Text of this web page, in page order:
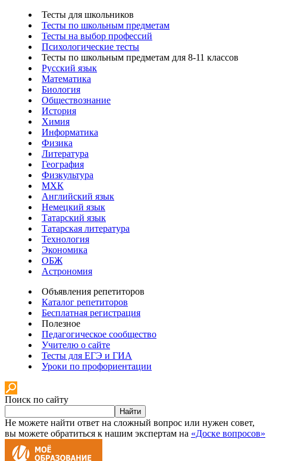
Тесты для школьников
Тесты по школьным предметам
Тесты на выбор профессий
Психологические тесты
Тесты по школьным предметам для 8-11 классов
Русский язык
Математика
Биология
Обществознание
История
Химия
Информатика
Физика
Литература
География
Физкультура
МХК
Английский язык
Немецкий язык
Татарский язык
Татарская литература
Технология
Экономика
ОБЖ
Астрономия
Объявления репетиторов
Каталог репетиторов
Бесплатная регистрация
Полезное
Педагогическое сообщество
Учителю о сайте
Тесты для ЕГЭ и ГИА
Уроки по профориентации
Поиск по сайту
Найти
Не можете найти ответ на сложный вопрос или нужен совет,
вы можете обратиться к нашим экспертам на «Доске вопросов»